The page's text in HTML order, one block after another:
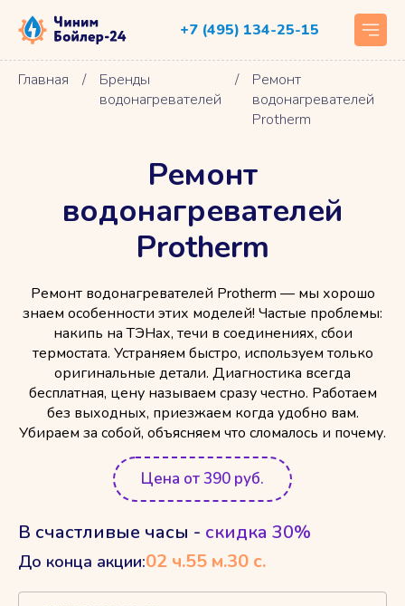
+7 (495) 134-25-15
Главная /
Бренды
водонагревателей
/
Ремонт
водонагревателей
Protherm
Ремонт
водонагревателей
Protherm
Ремонт водонагревателей Protherm — мы хорошо
знаем особенности этих моделей! Частые проблемы:
накипь на ТЭНах, течи в соединениях, сбои
термостата. Устраняем быстро, используем только
оригинальные детали. Диагностика всегда
бесплатная, цену называем сразу честно. Работаем
без выходных, приезжаем когда удобно вам.
Убираем за собой, объясняем что сломалось и почему.
Цена от 390 руб.
В счастливые часы - скидка 30%
До конца акции:02 ч.55 м.29 с.